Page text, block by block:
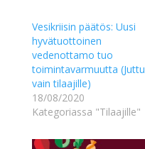
Vesikriisin päätös: Uusi
hyvätuottoinen
vedenottamo tuo
toimintavarmuutta (Juttu
vain tilaajille)
18/08/2020
Kategoriassa "Tilaajille"